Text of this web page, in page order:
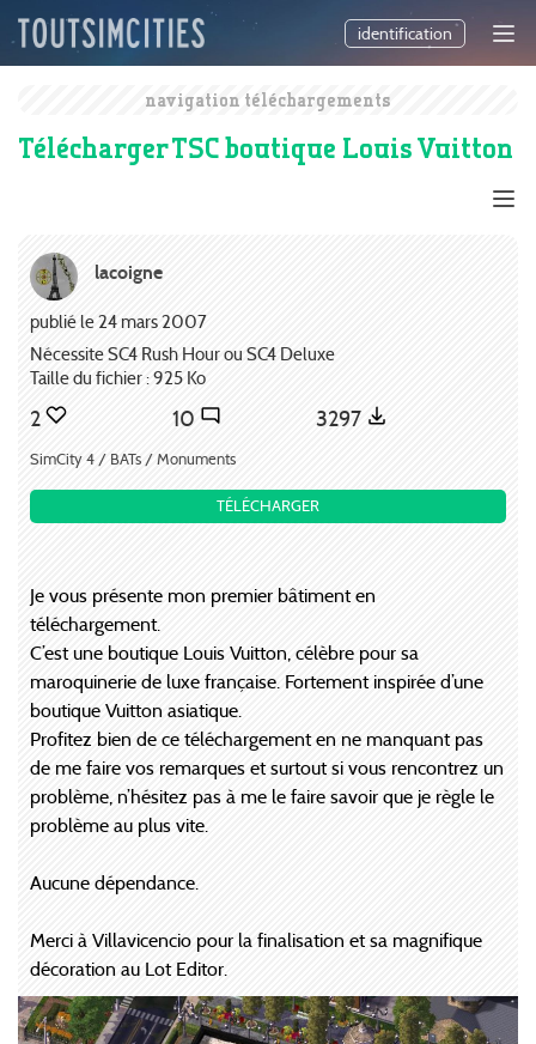
identification
navigation téléchargements
Télécharger TSC boutique Louis Vuitton
lacoigne
publié le 24 mars 2007
Nécessite SC4 Rush Hour ou SC4 Deluxe
Taille du fichier : 925 Ko
2 10 3297
SimCity 4 / BATs / Monuments
TÉLÉCHARGER
Je vous présente mon premier bâtiment en
téléchargement.
C’est une boutique Louis Vuitton, célèbre pour sa
maroquinerie de luxe française. Fortement inspirée d’une
boutique Vuitton asiatique.
Profitez bien de ce téléchargement en ne manquant pas
de me faire vos remarques et surtout si vous rencontrez un
problème, n’hésitez pas à me le faire savoir que je règle le
problème au plus vite.
Aucune dépendance.
Merci à Villavicencio pour la finalisation et sa magnifique
décoration au Lot Editor.